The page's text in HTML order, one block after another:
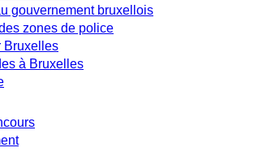
gouvernement bruxellois
zones de police
Bruxelles
à Bruxelles